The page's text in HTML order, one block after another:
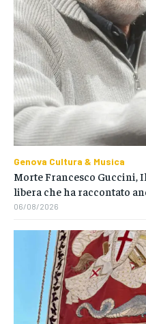
Genova Cultura & Musica
Morte Francesco Guccini,
libera che ha raccontato
06/08/2026